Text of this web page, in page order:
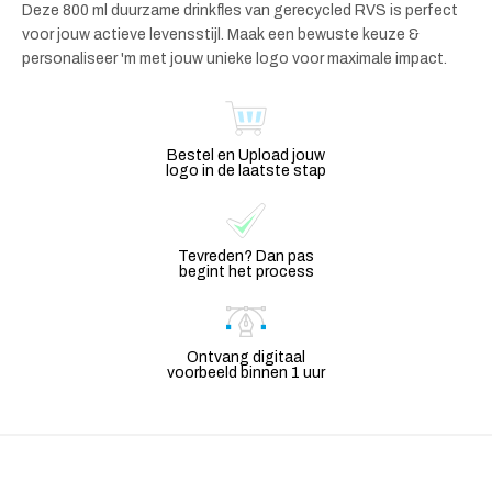
Deze 800 ml duurzame drinkfles van gerecycled RVS is perfect
voor jouw actieve levensstijl. Maak een bewuste keuze &
personaliseer 'm met jouw unieke logo voor maximale impact.
Bestel en Upload jouw
logo in de laatste stap
Tevreden? Dan pas
begint het process
Ontvang digitaal
voorbeeld binnen 1 uur